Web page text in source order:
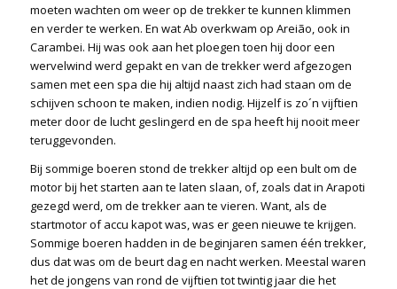
moeten wachten om weer op de trekker te kunnen klimmen
en verder te werken. En wat Ab overkwam op Areião, ook in
Carambei. Hij was ook aan het ploegen toen hij door een
wervelwind werd gepakt en van de trekker werd afgezogen
samen met een spa die hij altijd naast zich had staan om de
schijven schoon te maken, indien nodig. Hijzelf is zo´n vijftien
meter door de lucht geslingerd en de spa heeft hij nooit meer
teruggevonden.
Bij sommige boeren stond de trekker altijd op een bult om de
motor bij het starten aan te laten slaan, of, zoals dat in Arapoti
gezegd werd, om de trekker aan te vieren. Want, als de
startmotor of accu kapot was, was er geen nieuwe te krijgen.
Sommige boeren hadden in de beginjaren samen één trekker,
dus dat was om de beurt dag en nacht werken. Meestal waren
het de jongens van rond de vijftien tot twintig jaar die het